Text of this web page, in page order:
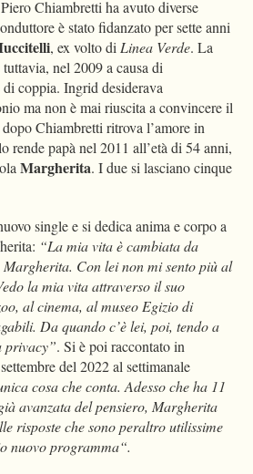
Chiambretti ha avuto diverse
è stato fidanzato per sette anni
, ex volto diLinea Verde. La
nel 2009 a causa di
coppia. Ingrid desiderava
ma non è mai riuscita a convincere il
Chiambretti ritrova l’amore in
rende papà nel 2011 all’età di 54 anni,
Margherita. I due si lasciano cinque
single e si dedica anima e corpo a
“La mia vita è cambiata da
Con lei non mi sento più al
la mia vita attraverso il suo
al cinema, al museo Egizio di
Da quando c’è lei, poi, tendo a
privacy”. Si è poi raccontato in
del 2022 al settimanale
cosa che conta. Adesso che ha 11
avanzata del pensiero, Margherita
risposte che sono peraltro utilissime
nuovo programma“.